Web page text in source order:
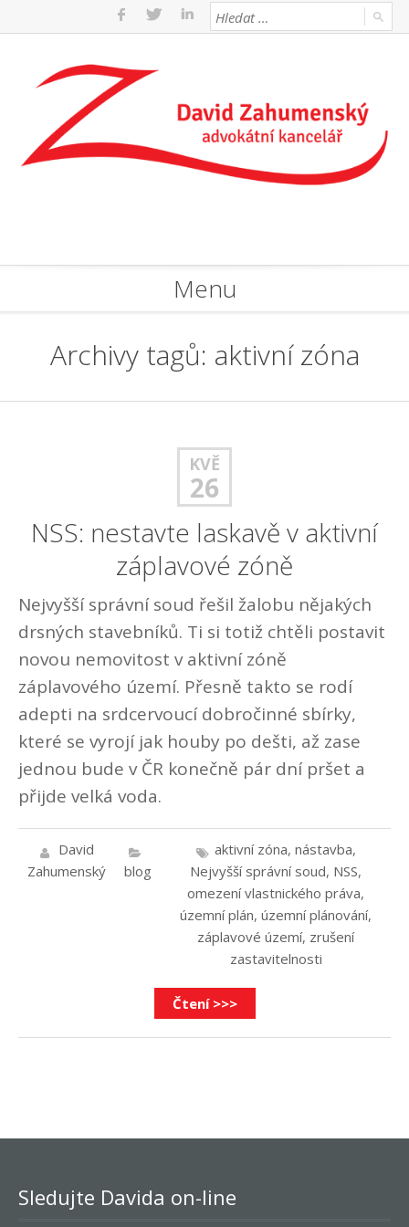
Menu
Archivy tagů: aktivní zóna
KVĚ
26
NSS: nestavte laskavě v aktivní
záplavové zóně
Nejvyšší správní soud řešil žalobu nějakých
drsných stavebníků. Ti si totiž chtěli postavit
novou nemovitost v aktivní zóně
záplavového území. Přesně takto se rodí
adepti na srdcervoucí dobročinné sbírky,
které se vyrojí jak houby po dešti, až zase
jednou bude v ČR konečně pár dní pršet a
přijde velká voda.
David
Zahumenský
blog
aktivní zóna, nástavba,
Nejvyšší správní soud, NSS,
omezení vlastnického práva,
územní plán, územní plánování,
záplavové území, zrušení
zastavitelnosti
Čtení >>>
Sledujte Davida on-line